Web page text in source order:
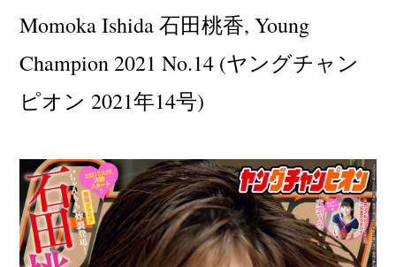
Momoka Ishida 石田桃香, Young
Champion 2021 No.14 (ヤングチャン
ピオン 2021年14号)